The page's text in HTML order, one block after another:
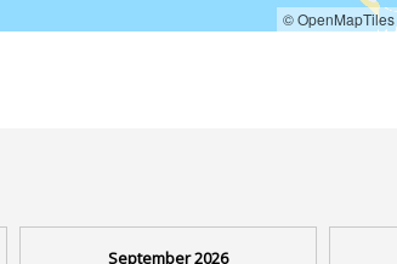
© OpenMapTiles